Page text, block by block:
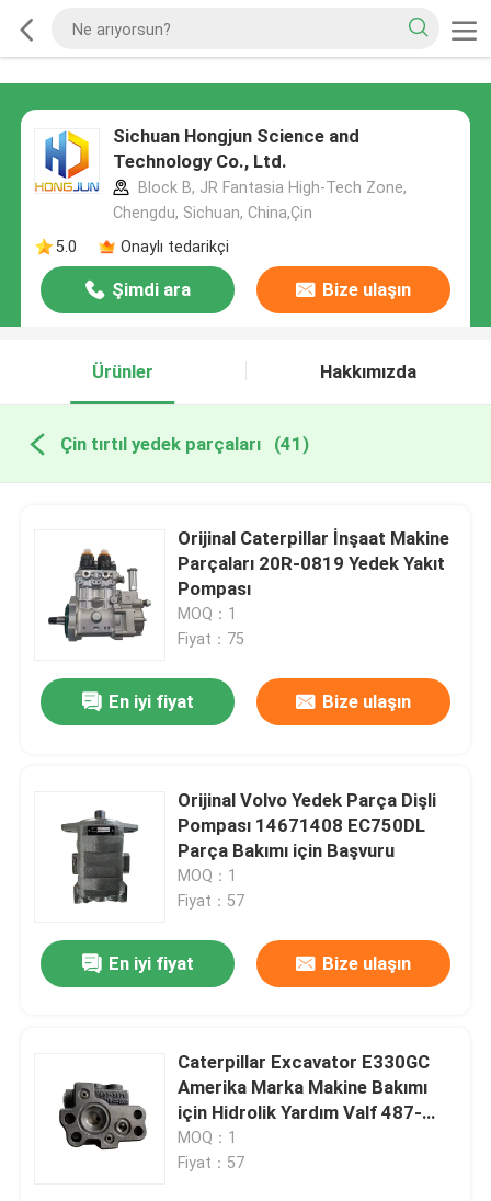
Sichuan Hongjun Science and
Technology Co., Ltd.
Block B, JR Fantasia High-Tech Zone,
Chengdu, Sichuan, China,Çin
5.0
Onaylı tedarikçi
Şimdi ara Bize ulaşın
Ürünler Hakkımızda
Çin tırtıl yedek parçaları (41)
Orijinal Caterpillar İnşaat Makine
Parçaları 20R-0819 Yedek Yakıt
Pompası
MOQ：1
Fiyat：75
En iyi fiyat Bize ulaşın
Orijinal Volvo Yedek Parça Dişli
Pompası 14671408 EC750DL
Parça Bakımı için Başvuru
MOQ：1
Fiyat：57
En iyi fiyat Bize ulaşın
Caterpillar Excavator E330GC
Amerika Marka Makine Bakımı
için Hidrolik Yardım Valf 487-
5877
MOQ：1
Fiyat：57